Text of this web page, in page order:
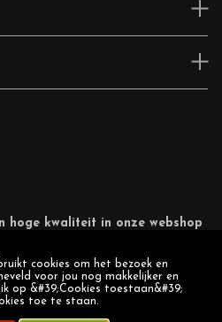
hoge kwaliteit in onze webshop
cookies om het bezoek en
voor jou nog makkelijker en
op &#39;Cookies toestaan&#39;
toe te staan.